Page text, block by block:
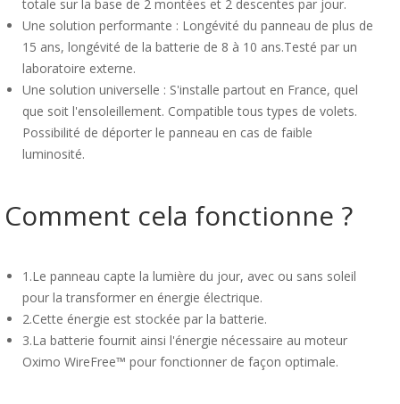
totale sur la base de 2 montées et 2 descentes par jour.
Une solution performante : Longévité du panneau de plus de
15 ans, longévité de la batterie de 8 à 10 ans.Testé par un
laboratoire externe.
Une solution universelle : S'installe partout en France, quel
que soit l'ensoleillement. Compatible tous types de volets.
Possibilité de déporter le panneau en cas de faible
luminosité.
Comment cela fonctionne ?
1.Le panneau capte la lumière du jour, avec ou sans soleil
pour la transformer en énergie électrique.
2.Cette énergie est stockée par la batterie.
3.La batterie fournit ainsi l'énergie nécessaire au moteur
Oximo WireFree™ pour fonctionner de façon optimale.